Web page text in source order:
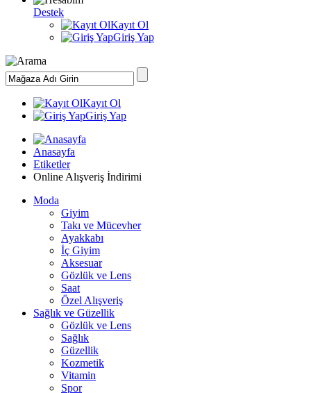
Destek
Kayıt Ol
Giriş Yap
Kayıt Ol
Giriş Yap
Anasayfa
Etiketler
Online Alışveriş İndirimi
Moda
Giyim
Takı ve Mücevher
Ayakkabı
İç Giyim
Aksesuar
Gözlük ve Lens
Saat
Özel Alışveriş
Sağlık ve Güzellik
Gözlük ve Lens
Sağlık
Güzellik
Kozmetik
Vitamin
Spor